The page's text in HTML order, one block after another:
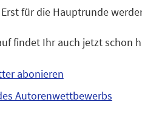
Erst für die Hauptrunde
findet Ihr auch jetzt schon
abonieren
Autorenwettbewerbs